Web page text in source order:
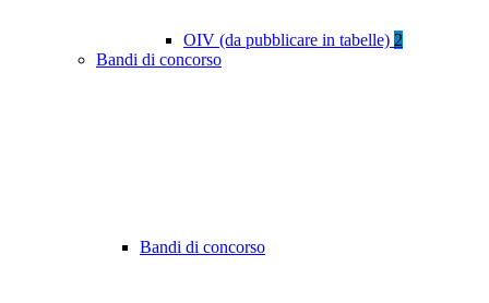
OIV (da pubblicare in tabelle) 2
Bandi di concorso
Bandi di concorso